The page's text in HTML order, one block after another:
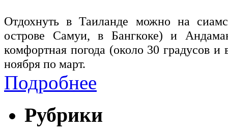
Отдохнуть в Таиланде можно на
острове Самуи, в Бангкоке) и
комфортная погода (около 30 градусов и
ноября по март.
Подробнее
Рубрики